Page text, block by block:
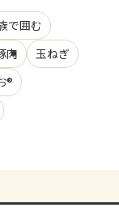
で囲む
肉
玉ねぎ
®